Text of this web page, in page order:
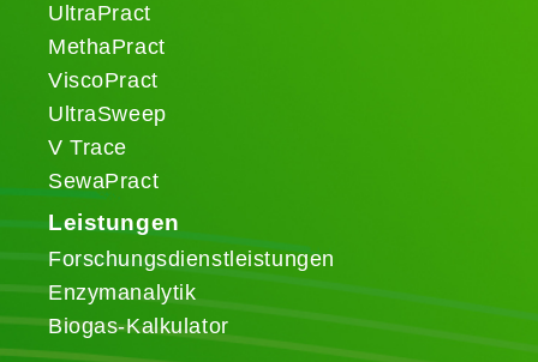
UltraPract
MethaPract
ViscoPract
UltraSweep
V Trace
SewaPract
Leistungen
Forschungsdienstleistungen
Enzymanalytik
Biogas-Kalkulator